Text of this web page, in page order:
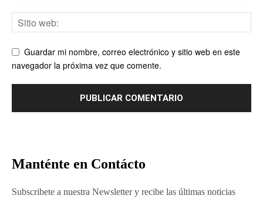
Guardar mi nombre, correo electrónico y sitio web en este
navegador la próxima vez que comente.
Manténte en Contácto
Subscribete a nuestra Newsletter y recibe las últimas noticias